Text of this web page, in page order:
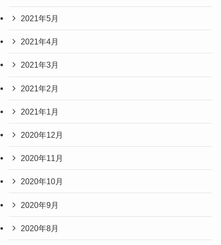
2021年5月
2021年4月
2021年3月
2021年2月
2021年1月
2020年12月
2020年11月
2020年10月
2020年9月
2020年8月